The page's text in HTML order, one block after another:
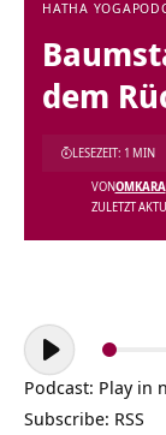
HATHA YOGA
dem
ZULETZT
VONOMKARA
LESEZEIT: 1 MIN
Audio-
Player
Podcast: Play in
Subscribe: RSS